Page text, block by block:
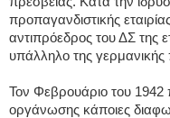
προπαγανδιστικής
αντιπρόεδρος του ΔΣ της
υπάλληλο της
Τον Φεβρουάριο του
οργάνωσης κάποιες